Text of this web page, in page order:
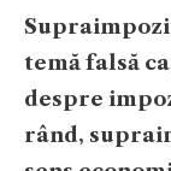
temă falsă
despre
rând,